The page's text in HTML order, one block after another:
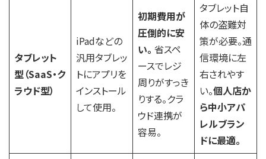
タブレット
型（SaaS・ク
ラウド型）
iPadなどの
汎用タブレッ
トにアプリを
インストール
して使用。
初期費用が
圧倒的に安
い。 省スペ
ースでレジ
周りがすっき
りする。クラ
ウド連携が
容易。
タブレット自
体の盗難対
策が必要。通
信環境に左
右されやす
い。個人店か
ら中小アパ
レルブラン
ドに最適。